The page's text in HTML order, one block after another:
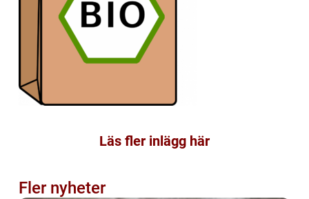
Läs fler inlägg här
Fler nyheter